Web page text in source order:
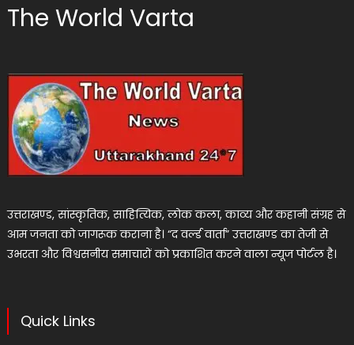
The World Varta
उत्तराखण्ड, सांस्कृतिक, साहित्यिक, लोक कला, काव्य और कहानी संग्रह से
आम जनता को जागरूक कराना है। “द वर्ल्ड वार्ता” उत्तराखण्ड का तेजी से
उभरता और विश्वसनीय समाचारों को प्रकाशित करने वाला न्यूज पोर्टल है।
Quick Links